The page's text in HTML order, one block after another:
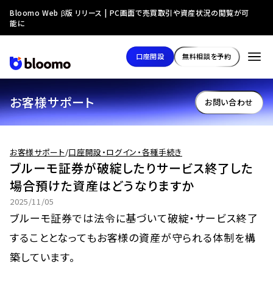
お客様サポート お問い合わせ
お客様サポート/口座開設・ログイン・各種手続き
ブルーモ証券が破綻したりサービス終了した
場合預けた資産はどうなりますか
2025/11/05
ブルーモ証券では法令に基づいて破綻・サービス終了
することとなってもお客様の資産が守られる体制を構
築しています。
Bloomo Web β版 リリース | PC画面で売買取引や資産状況の閲覧が可
能に
口座開設 無料相談を予約